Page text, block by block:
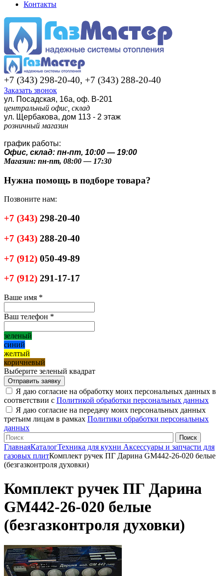
Контакты
+7 (343) 298-20-40, +7 (343) 288-20-40
Заказать звонок
ул. Посадская, 16а, оф. В-201
центральный офис, склад
ул. Щербакова, дом 113 - 2 этаж
розничный магазин
график работы:
Офис, склад: пн-пт, 10:00 — 19:00
Магазин: пн-пт, 08:00 — 17:30
Нужна помощь в подборе товара?
Позвоните нам:
+7 (343) 298-20-40
+7 (343) 288-20-40
+7 (912) 050-49-89
+7 (912) 291-17-17
Ваше имя *
Ваш телефон *
зеленый
синий
желтый
коричневый
Выберите зеленый квадрат
Я даю согласие на обработку моих персональных данных в
соответствии с Политикой обработки персональных данных
Я даю согласие на передачу моих персональных данных
третьим лицам в рамках Политики обработки персональных
данных
ГлавнаяКаталогТехника для кухни Аксессуары и запчасти для
газовых плитКомплект ручек ПГ Дарина GM442-26-020 белые
(безгазконтроля духовки)
Комплект ручек ПГ Дарина
GM442-26-020 белые
(безгазконтроля духовки)